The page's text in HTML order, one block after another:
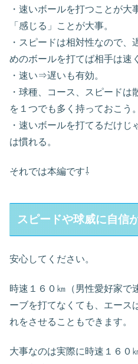
・速いボールを打つことが大
「感じる」ことが大事。
・スピードは相対性なので
めのボールを打てば相手は速
・速い⇒遅いも有効。
・球種、コース、スピード
を１つでも多く持っておこう。
・速いボールを打てるだけ
は慣れる。
それでは本編です⇩
スピードや球威に自信
安心してください。
時速１６０㎞（男性愛好家で
ーブを打てなくても、エース
れをさせることもできます。
大事なのは実際に時速１６０